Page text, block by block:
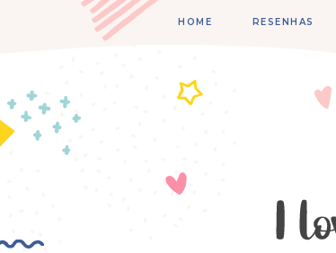
HOME RESENHAS